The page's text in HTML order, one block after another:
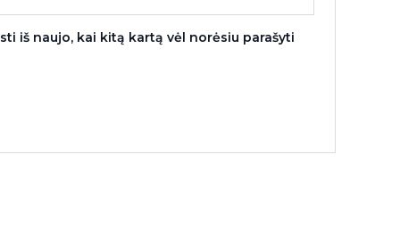
iš naujo, kai kitą kartą vėl norėsiu parašyti